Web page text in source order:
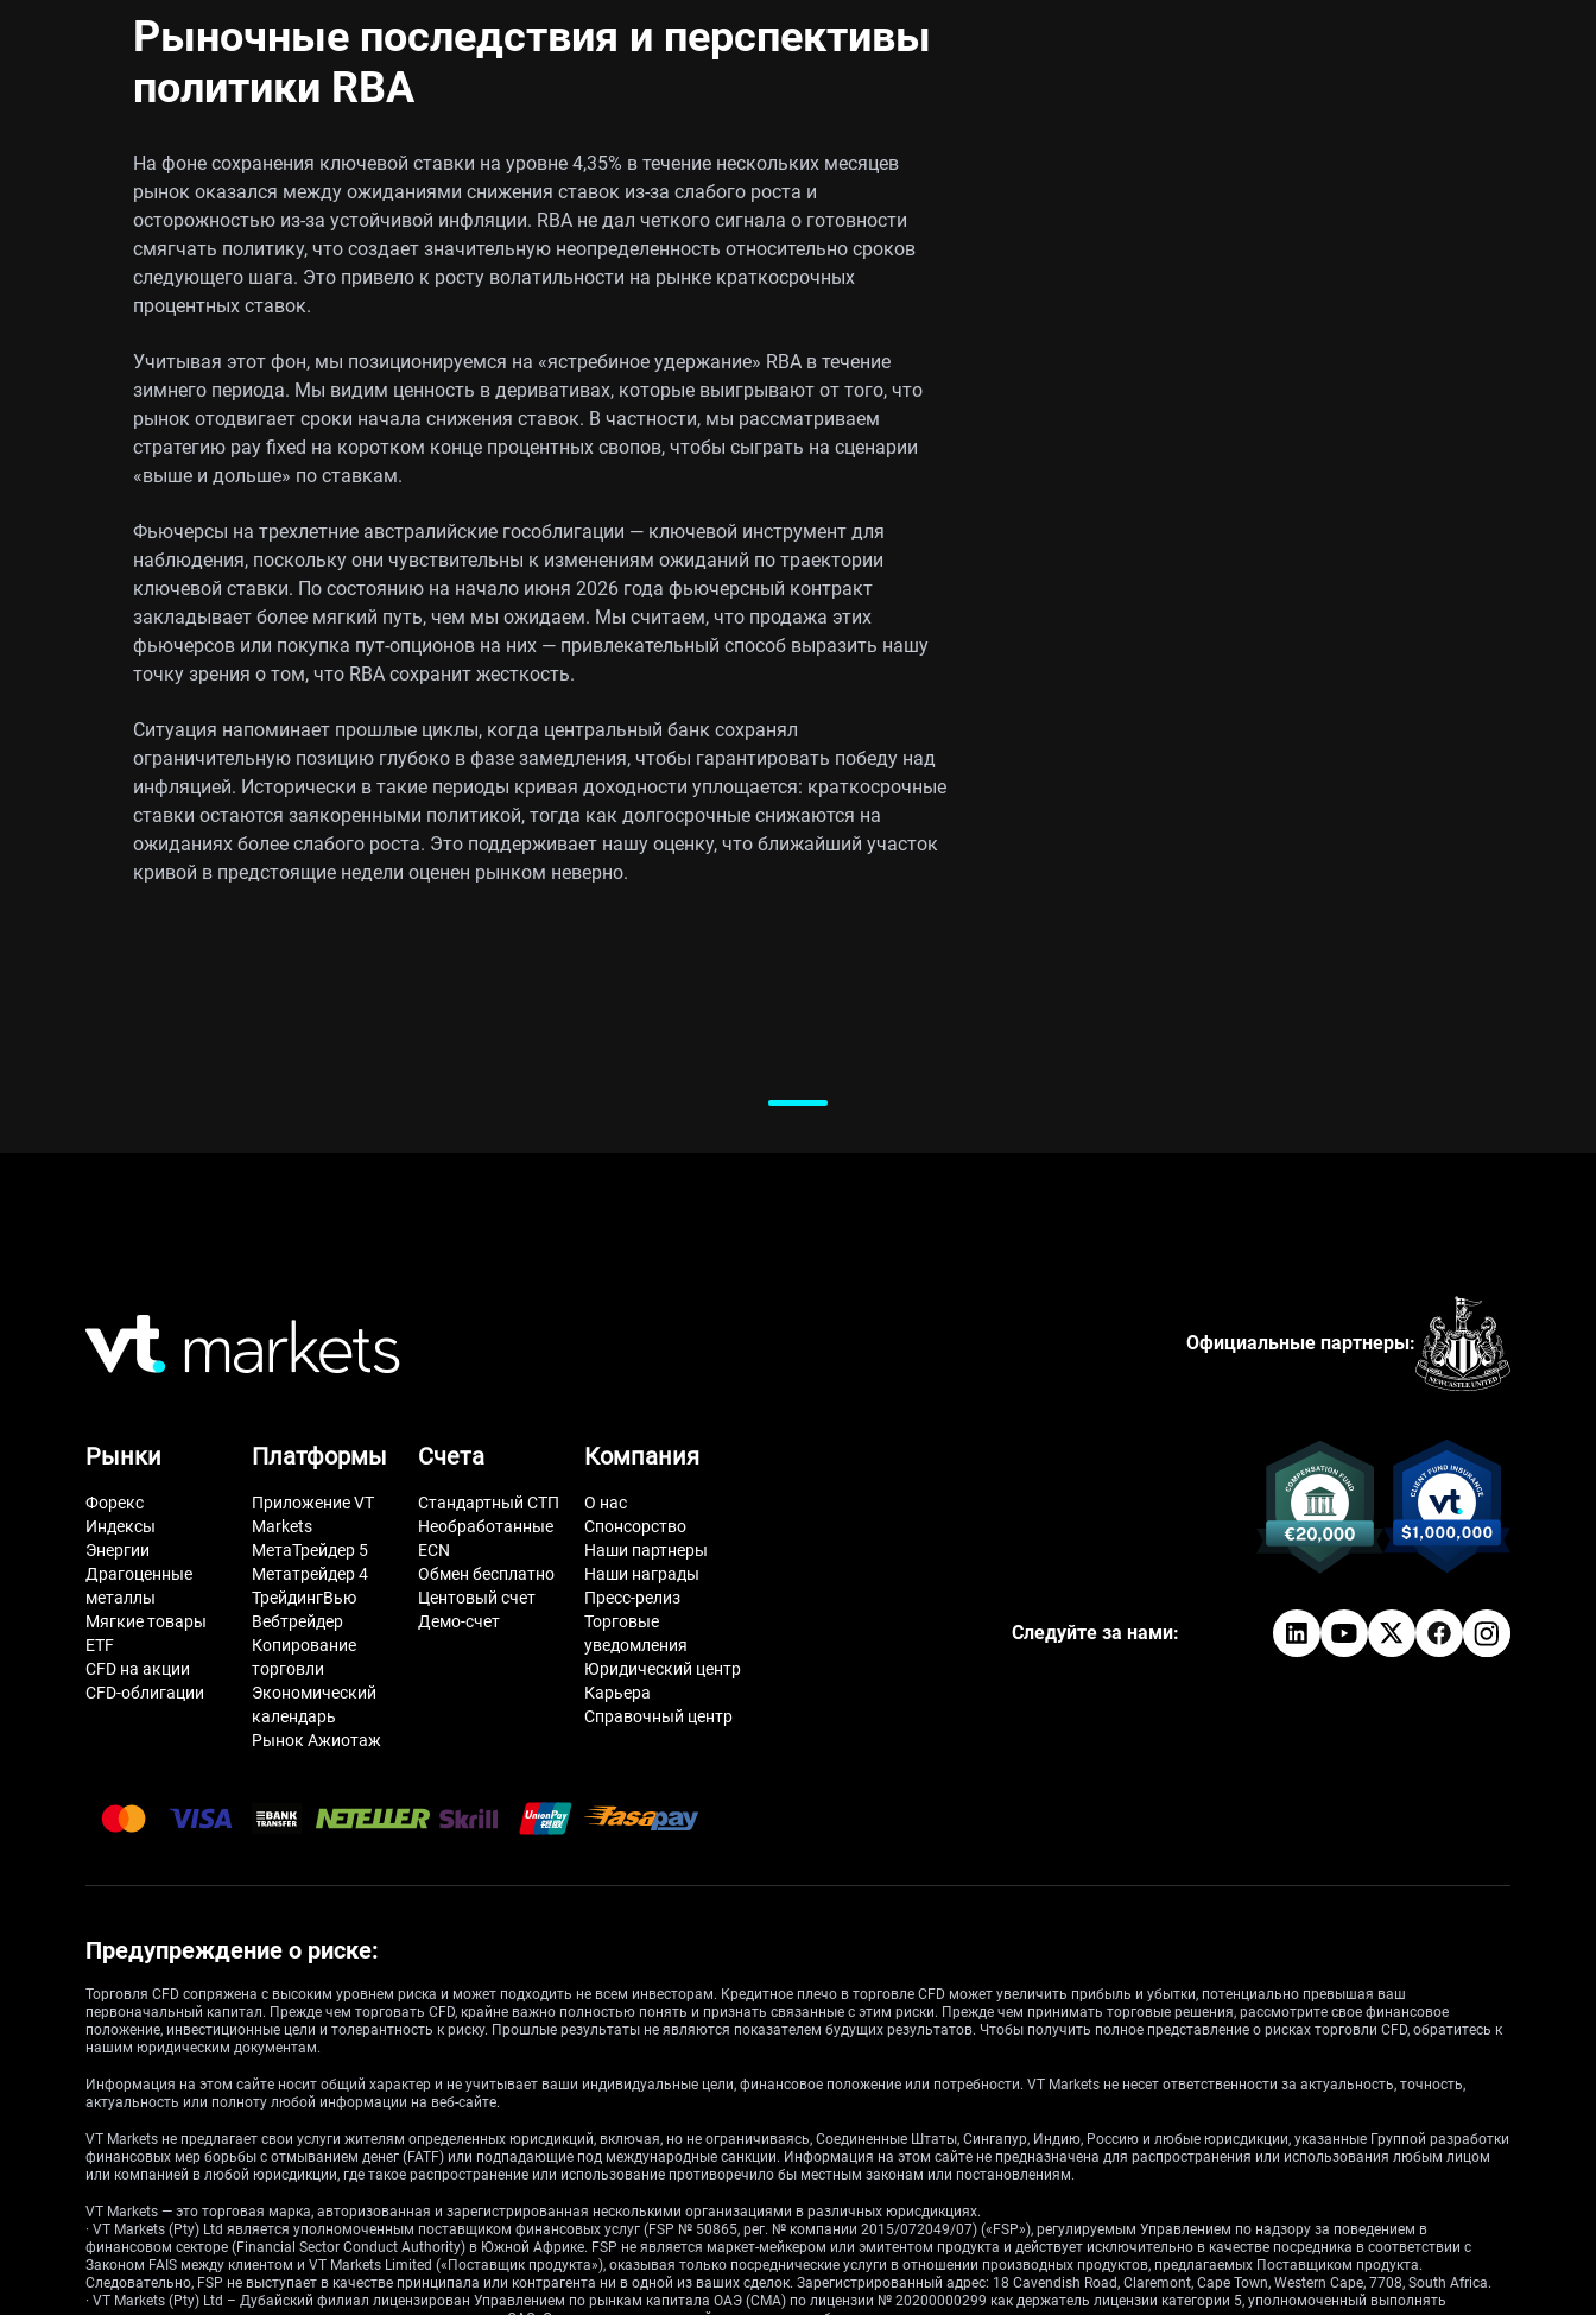
Рыночные последствия и перспективы
политики RBA
На фоне сохранения ключевой ставки на уровне 4,35% в течение нескольких месяцев
рынок оказался между ожиданиями снижения ставок из-за слабого роста и
осторожностью из‑за устойчивой инфляции. RBA не дал четкого сигнала о готовности
смягчать политику, что создает значительную неопределенность относительно сроков
следующего шага. Это привело к росту волатильности на рынке краткосрочных
процентных ставок.
Учитывая этот фон, мы позиционируемся на «ястребиное удержание» RBA в течение
зимнего периода. Мы видим ценность в деривативах, которые выигрывают от того, что
рынок отодвигает сроки начала снижения ставок. В частности, мы рассматриваем
стратегию pay fixed на коротком конце процентных свопов, чтобы сыграть на сценарии
«выше и дольше» по ставкам.
Фьючерсы на трехлетние австралийские гособлигации — ключевой инструмент для
наблюдения, поскольку они чувствительны к изменениям ожиданий по траектории
ключевой ставки. По состоянию на начало июня 2026 года фьючерсный контракт
закладывает более мягкий путь, чем мы ожидаем. Мы считаем, что продажа этих
фьючерсов или покупка пут‑опционов на них — привлекательный способ выразить нашу
точку зрения о том, что RBA сохранит жесткость.
Ситуация напоминает прошлые циклы, когда центральный банк сохранял
ограничительную позицию глубоко в фазе замедления, чтобы гарантировать победу над
инфляцией. Исторически в такие периоды кривая доходности уплощается: краткосрочные
ставки остаются заякоренными политикой, тогда как долгосрочные снижаются на
ожиданиях более слабого роста. Это поддерживает нашу оценку, что ближайший участок
кривой в предстоящие недели оценен рынком неверно.
Официальные партнеры:
Рынки
Форекс
Индексы
Энергии
Драгоценные
металлы
Мягкие товары
ETF
CFD на акции
CFD-облигации
Платформы
Приложение VT
Markets
МетаТрейдер 5
Метатрейдер 4
ТрейдингВью
Вебтрейдер
Копирование
торговли
Экономический
календарь
Рынок Ажиотаж
Счета
Стандартный СТП
Необработанные
ECN
Обмен бесплатно
Центовый счет
Демо-счет
Компания
О нас
Спонсорство
Наши партнеры
Наши награды
Пресс-релиз
Торговые
уведомления
Юридический центр
Карьера
Справочный центр
Следуйте за нами:
Предупреждение о риске:
Торговля CFD сопряжена с высоким уровнем риска и может подходить не всем инвесторам. Кредитное плечо в торговле CFD может увеличить прибыль и убытки, потенциально превышая ваш
первоначальный капитал. Прежде чем торговать CFD, крайне важно полностью понять и признать связанные с этим риски. Прежде чем принимать торговые решения, рассмотрите свое финансовое
положение, инвестиционные цели и толерантность к риску. Прошлые результаты не являются показателем будущих результатов. Чтобы получить полное представление о рисках торговли CFD, обратитесь к
нашим юридическим документам.
Информация на этом сайте носит общий характер и не учитывает ваши индивидуальные цели, финансовое положение или потребности. VT Markets не несет ответственности за актуальность, точность,
актуальность или полноту любой информации на веб-сайте.
VT Markets не предлагает свои услуги жителям определенных юрисдикций, включая, но не ограничиваясь, Соединенные Штаты, Сингапур, Индию, Россию и любые юрисдикции, указанные Группой разработки
финансовых мер борьбы с отмыванием денег (FATF) или подпадающие под международные санкции. Информация на этом сайте не предназначена для распространения или использования любым лицом
или компанией в любой юрисдикции, где такое распространение или использование противоречило бы местным законам или постановлениям.
VT Markets — это торговая марка, авторизованная и зарегистрированная несколькими организациями в различных юрисдикциях.
· VT Markets (Pty) Ltd является уполномоченным поставщиком финансовых услуг (FSP № 50865, рег. № компании 2015/072049/07) («FSP»), регулируемым Управлением по надзору за поведением в
финансовом секторе (Financial Sector Conduct Authority) в Южной Африке. FSP не является маркет-мейкером или эмитентом продукта и действует исключительно в качестве посредника в соответствии с
Законом FAIS между клиентом и VT Markets Limited («Поставщик продукта»), оказывая только посреднические услуги в отношении производных продуктов, предлагаемых Поставщиком продукта.
Следовательно, FSP не выступает в качестве принципала или контрагента ни в одной из ваших сделок. Зарегистрированный адрес: 18 Cavendish Road, Claremont, Cape Town, Western Cape, 7708, South Africa.
· VT Markets (Pty) Ltd – Дубайский филиал лицензирован Управлением по рынкам капитала ОАЭ (CMA) по лицензии № 20200000299 как держатель лицензии категории 5, уполномоченный выполнять